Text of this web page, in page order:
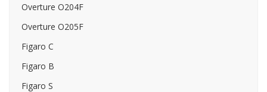
Overture O204F
Overture O205F
Figaro C
Figaro B
Figaro S